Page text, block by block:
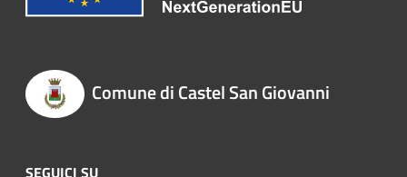
Comune di Castel San Giovanni
SEGUICI SU